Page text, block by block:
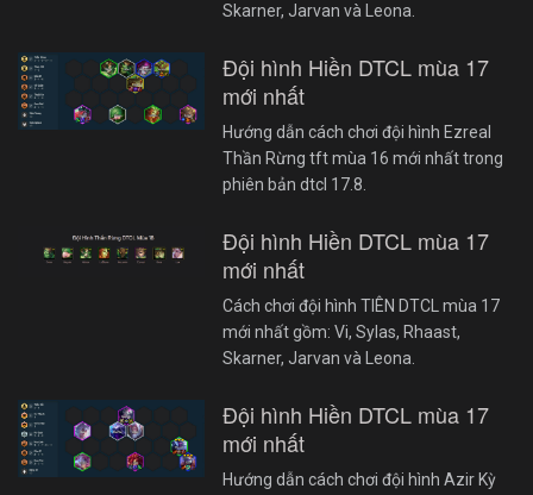
Skarner, Jarvan và Leona.
Đội hình Hiền DTCL mùa 17
mới nhất
Hướng dẫn cách chơi đội hình Ezreal
Thần Rừng tft mùa 16 mới nhất trong
phiên bản dtcl 17.8.
Đội hình Hiền DTCL mùa 17
mới nhất
Cách chơi đội hình TIÊN DTCL mùa 17
mới nhất gồm: Vi, Sylas, Rhaast,
Skarner, Jarvan và Leona.
Đội hình Hiền DTCL mùa 17
mới nhất
Hướng dẫn cách chơi đội hình Azir Kỳ